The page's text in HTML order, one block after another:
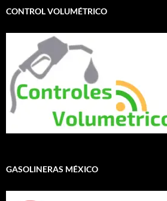
CONTROL VOLUMÉTRICO
GASOLINERAS MÉXICO